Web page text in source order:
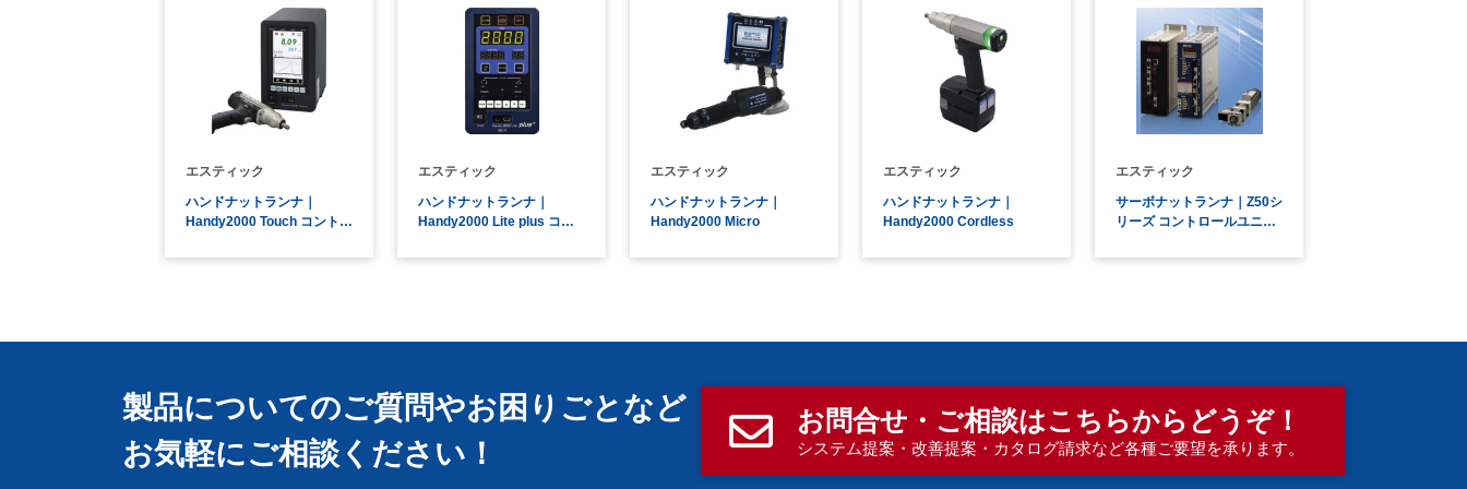
エスティック
ハンドナットランナ｜
Handy2000 Touch コント…
エスティック
ハンドナットランナ｜
Handy2000 Lite plus コ…
エスティック
ハンドナットランナ｜
Handy2000 Micro
エスティック
ハンドナットランナ｜
Handy2000 Cordless
エスティック
サーボナットランナ｜Z50シ
リーズ コントロールユニ…
製品についてのご質問やお困りごとなど
お気軽にご相談ください！
お問合せ・ご相談はこちらからどうぞ！
システム提案・改善提案・カタログ請求など各種ご要望を承ります。